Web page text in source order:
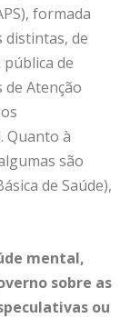
formada
distintas, de
de
de Atenção
Quanto à
são
de Saúde),
mental,
sobre as
ou